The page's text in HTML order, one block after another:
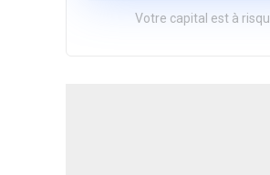
Votre capital est à risqu